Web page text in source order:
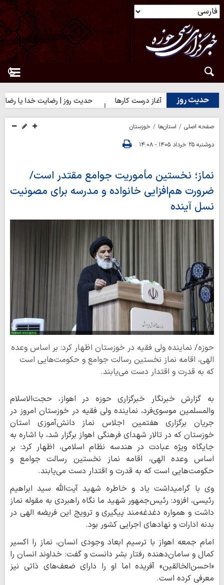
حدیث روز
حدیث روز | آغاز درست کارها حدیث روز | رضایت خدا یا رضایت
صفحه اصلی استان‌ها
خوزستان
دوشنبه ۲۵ خرداد ۱۴۰۵ - ۱۴:۰۸
نماز؛ نخستین مأموریت جوامع مقتدر است/
ضرورت هم‌افزایی خانواده و مدرسه برای مصونیت
نسل آینده
حوزه/ نماینده ولی فقیه در خوزستان اظهار کرد: بر اساس وعده
الهی، اقامه نماز نخستین رسالت جوامع و حکومت‌هایی است
که به قدرت و اقتدار دست می‌یابند.
به گزارش خبرنگار خبرگزاری حوزه در اهواز، حجت‌الاسلام
والمسلمین موسوی‌فرد، نماینده ولی فقیه در خوزستان امروز در
جریان برگزاری هفتمین اجلاس نماز دانش‌آموزی استان
خوزستان که در تالار شهدای فرهنگی اهواز برگزار شد، با اشاره به
جایگاه ویژه عبادت در هندسه نظام اسلامی، اظهار کرد: بر
اساس وعده الهی، اقامه نماز نخستین رسالت جوامع و
حکومت‌هایی است که به قدرت و اقتدار دست می‌یابند.
وی با گرامیداشت یاد و خاطره شهید آیت‌الله سید ابراهیم
رئیسی، افزود: رئیس‌جمهور شهید ما نگاه راهبردی به مقوله نماز
داشت و همواره دغدغه‌مند پیگیری و ترویج این فریضه الهی در
بدنه ادارات و نهادهای اجرایی کشور بود.
امام جمعه اهواز با ترسیم ابعاد وجودی انسان، نماز را اکسیر
کمال و سامان‌دهنده رفتار بشر دانست و گفت: خداوند انسان را
«احسن‌الخالقین» آفریده اما او را دارای ضعف‌های ذاتی نیز
معرفی کرده است.